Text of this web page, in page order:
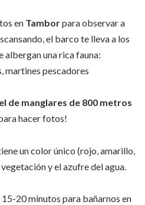
en Tamborpara observar a
el barco te lleva a los
albergan una rica fauna:
martines pescadores
de manglares de 800 metros
hacer fotos!
un color único (rojo, amarillo,
y el azufre del agua.
15-20 minutos para bañarnos en